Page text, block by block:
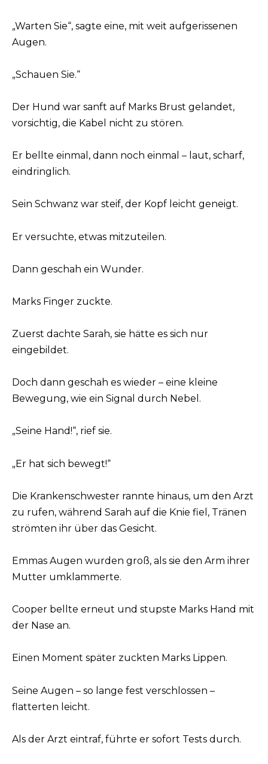
„Warten Sie“, sagte eine, mit weit aufgerissenen
Augen.
„Schauen Sie.“
Der Hund war sanft auf Marks Brust gelandet,
vorsichtig, die Kabel nicht zu stören.
Er bellte einmal, dann noch einmal – laut, scharf,
eindringlich.
Sein Schwanz war steif, der Kopf leicht geneigt.
Er versuchte, etwas mitzuteilen.
Dann geschah ein Wunder.
Marks Finger zuckte.
Zuerst dachte Sarah, sie hätte es sich nur
eingebildet.
Doch dann geschah es wieder – eine kleine
Bewegung, wie ein Signal durch Nebel.
„Seine Hand!“, rief sie.
„Er hat sich bewegt!“
Die Krankenschwester rannte hinaus, um den Arzt
zu rufen, während Sarah auf die Knie fiel, Tränen
strömten ihr über das Gesicht.
Emmas Augen wurden groß, als sie den Arm ihrer
Mutter umklammerte.
Cooper bellte erneut und stupste Marks Hand mit
der Nase an.
Einen Moment später zuckten Marks Lippen.
Seine Augen – so lange fest verschlossen –
flatterten leicht.
Als der Arzt eintraf, führte er sofort Tests durch.